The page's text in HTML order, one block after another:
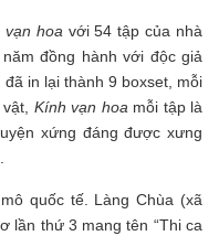
vạn hoa với 54 tập của nhà
đồng hành với độc giả
in lại thành 9 boxset, mỗi
Kính vạn hoa mỗi tập là
xứng đáng được xưng
quốc tế. Làng Chùa (xã
lần thứ 3 mang tên “Thi ca